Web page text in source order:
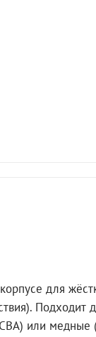
для
Подходит
или медные